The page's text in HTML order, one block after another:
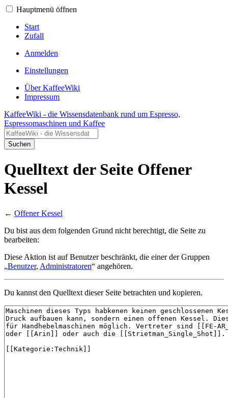
Hauptmenü öffnen
Start
Zufall
Anmelden
Einstellungen
Über KaffeeWiki
Impressum
KaffeeWiki - die Wissensdatenbank rund um Espresso,
Espressomaschinen und Kaffee
Suchen
Quelltext der Seite Offener
Kessel
← Offener Kessel
Du bist aus dem folgenden Grund nicht berechtigt, die Seite zu
bearbeiten:
Diese Aktion ist auf Benutzer beschränkt, die einer der Gruppen
„Benutzer, Administratoren“ angehören.
Du kannst den Quelltext dieser Seite betrachten und kopieren.